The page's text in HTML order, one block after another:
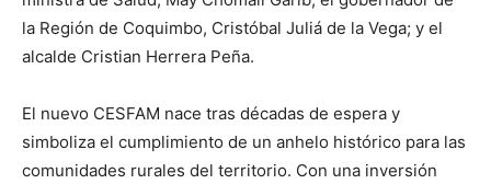
la Región de Coquimbo, Cristóbal Juliá de la Vega; y el
alcalde Cristian Herrera Peña.
El nuevo CESFAM nace tras décadas de espera y
simboliza el cumplimiento de un anhelo histórico para las
comunidades rurales del territorio. Con una inversión